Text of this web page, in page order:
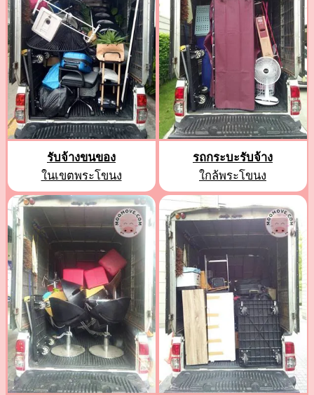
รับจ้างขนของ
ในเขตพระโขนง
รถกระบะรับจ้าง
ใกล้พระโขนง